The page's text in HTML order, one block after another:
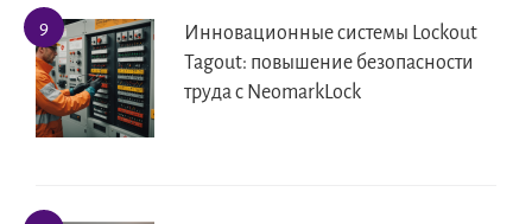
Инновационные системы Lockout
Tagout: повышение безопасности
труда с NeomarkLock